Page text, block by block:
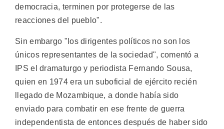
democracia, terminen por protegerse de las
reacciones del pueblo".
Sin embargo "los dirigentes políticos no son los
únicos representantes de la sociedad", comentó a
IPS el dramaturgo y periodista Fernando Sousa,
quien en 1974 era un suboficial de ejército recién
llegado de Mozambique, a donde había sido
enviado para combatir en ese frente de guerra
independentista de entonces después de haber sido